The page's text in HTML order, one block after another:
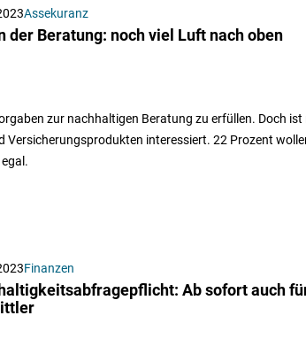
Assekuranz
der Beratung: noch viel Luft nach oben
zur nachhaltigen Beratung zu erfüllen. Doch ist
Versicherungsprodukten interessiert. 22 Prozent
Finanzen
Ab sofort auch